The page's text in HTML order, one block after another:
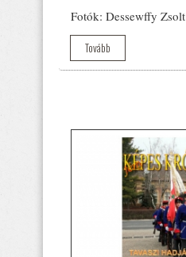
Fotók: Dessewffy Zsolt
Tovább